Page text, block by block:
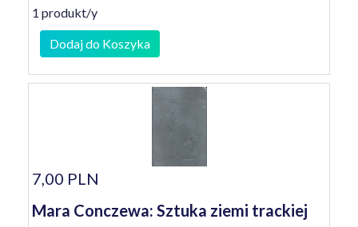
1 produkt/y
Dodaj do Koszyka
7,00 PLN
Mara Conczewa: Sztuka ziemi trackiej